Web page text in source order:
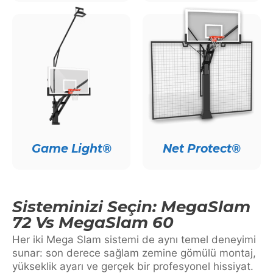
Game Light® Net Protect®
Sisteminizi Seçin: MegaSlam
72 Vs MegaSlam 60
Her iki Mega Slam sistemi de aynı temel deneyimi
sunar: son derece sağlam zemine gömülü montaj,
yükseklik ayarı ve gerçek bir profesyonel hissiyat.